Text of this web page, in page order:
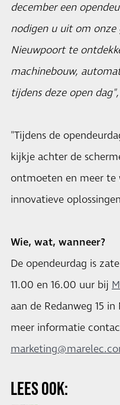
december een
nodigen u uit om
Nieuwpoort te
machinebouw,
tijdens deze open
"Tijdens de
kijkje achter de
ontmoeten en meer te
innovatieve
Wie, wat, wanneer?
De opendeurdag is
11.00 en 16.00 uur bij
aan de Redanweg 15
meer informatie
LEES OOK: